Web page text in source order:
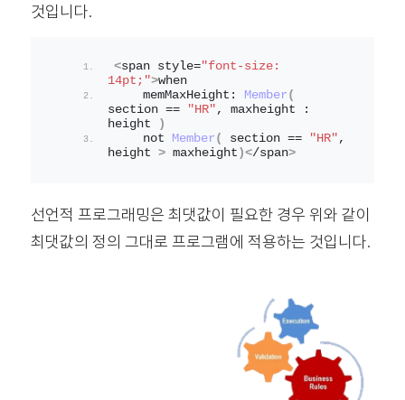
것입니다.
<span style="font-size:
14pt;">when
    memMaxHeight:
Member (
section ==
"HR" , maxheight :
height
)
    not
Member ( section == "HR" ,
height > maxheight )</span>
선언적 프로그래밍은 최댓값이 필요한 경우 위와 같이
최댓값의 정의 그대로 프로그램에 적용하는 것입니다.